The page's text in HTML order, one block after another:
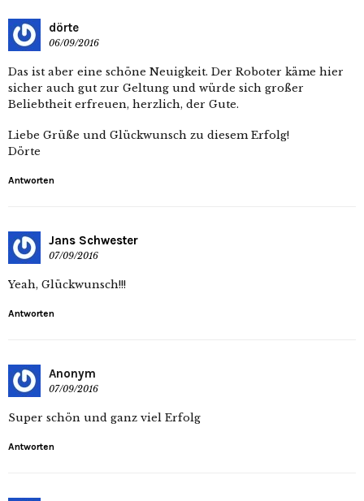
dörte
06/09/2016
Das ist aber eine schöne Neuigkeit. Der Roboter käme hier
sicher auch gut zur Geltung und würde sich großer
Beliebtheit erfreuen, herzlich, der Gute.
Liebe Grüße und Glückwunsch zu diesem Erfolg!
Dörte
Antworten
Jans Schwester
07/09/2016
Yeah, Glückwunsch!!!
Antworten
Anonym
07/09/2016
Super schön und ganz viel Erfolg
Antworten